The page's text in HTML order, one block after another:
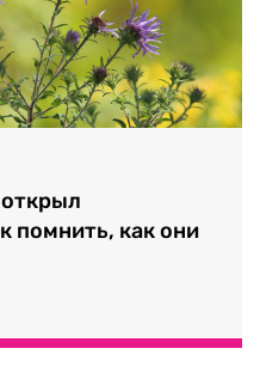
помнить, как они